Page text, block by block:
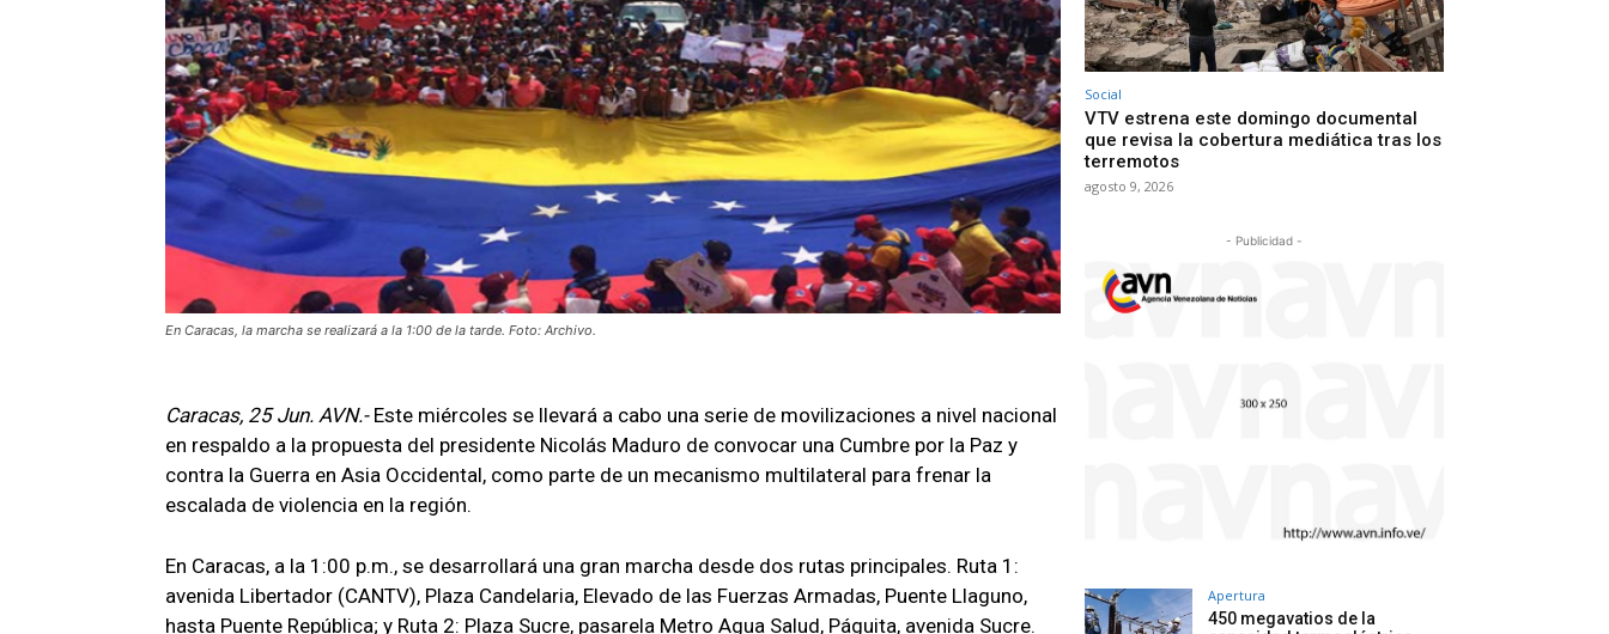
En Caracas, la marcha se realizará a la 1:00 de la tarde. Foto: Archivo.
Caracas, 25 Jun. AVN.- Este miércoles se llevará a cabo una serie de movilizaciones a nivel nacional
en respaldo a la propuesta del presidente Nicolás Maduro de convocar una Cumbre por la Paz y
contra la Guerra en Asia Occidental, como parte de un mecanismo multilateral para frenar la
escalada de violencia en la región.
En Caracas, a la 1:00 p.m., se desarrollará una gran marcha desde dos rutas principales. Ruta 1:
avenida Libertador (CANTV), Plaza Candelaria, Elevado de las Fuerzas Armadas, Puente Llaguno,
hasta Puente República; y Ruta 2: Plaza Sucre, pasarela Metro Agua Salud, Páguita, avenida Sucre.
Social
VTV estrena este domingo documental
que revisa la cobertura mediática tras los
terremotos
agosto 9, 2026
- Publicidad -
Apertura
450 megavatios de la